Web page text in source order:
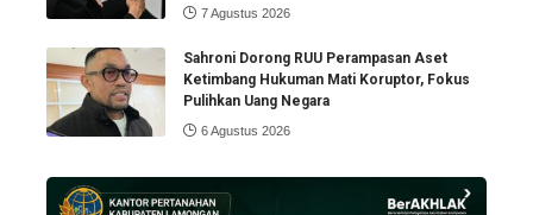
7 Agustus 2026
Sahroni Dorong RUU Perampasan Aset
Ketimbang Hukuman Mati Koruptor, Fokus
Pulihkan Uang Negara
6 Agustus 2026